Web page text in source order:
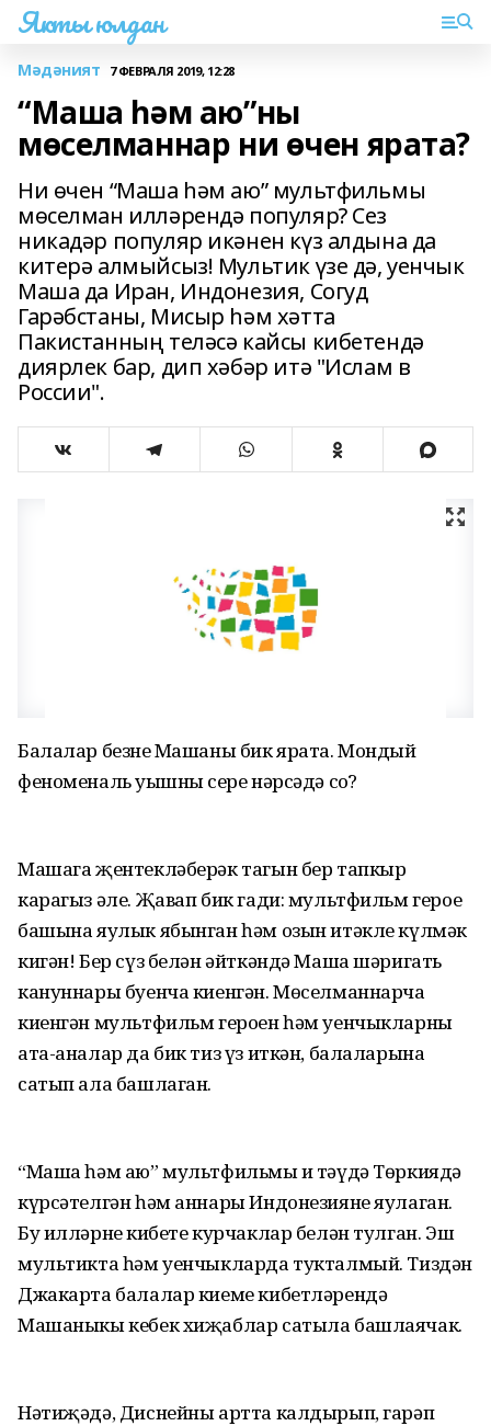
Якты юлдан
Мәдәният 7 ФЕВРАЛЯ 2019, 12:28
“Маша һәм аю”ны
мөселманнар ни өчен ярата?
Ни өчен “Маша һәм аю” мультфильмы
мөселман илләрендә популяр? Сез
никадәр популяр икәнен күз алдына да
китерә алмыйсыз! Мультик үзе дә, уенчык
Маша да Иран, Индонезия, Согуд
Гарәбстаны, Мисыр һәм хәтта
Пакистанның теләсә кайсы кибетендә
диярлек бар, дип хәбәр итә "Ислам в
России".
Балалар безнең Машаны бик ярата. Мондый
феноменаль уңышның сере нәрсәдә соң?
Машага җентекләберәк тагын бер тапкыр
карагыз әле. Җавап бик гади: мультфильм герое
башына яулык ябынган һәм озын итәкле күлмәк
кигән! Бер сүз белән әйткәндә Маша шәригать
кануннары буенча киенгән. Мөселманнарча
киенгән мультфильм героен һәм уенчыкларны
ата-аналар да бик тиз үз иткән, балаларына
сатып ала башлаган.
“Маша һәм аю” мультфильмы иң тәүдә Төркиядә
күрсәтелгән һәм аннары Индонезияне яулаган.
Бу илләрнең кибете курчаклар белән тулган. Эш
мультикта һәм уенчыкларда тукталмый. Тиздән
Джакарта балалар киеме кибетләрендә
Машаныкы кебек хиҗаблар сатыла башлаячак.
Нәтиҗәдә, Диснейны артта калдырып, гарәп